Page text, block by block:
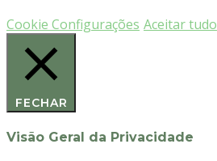
Cookie Configurações Aceitar tudo
FECHAR
Visão Geral da Privacidade